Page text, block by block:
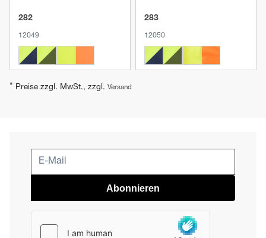
282
12049
283
12050
* Preise zzgl. MwSt., zzgl. Versand
Abonnieren